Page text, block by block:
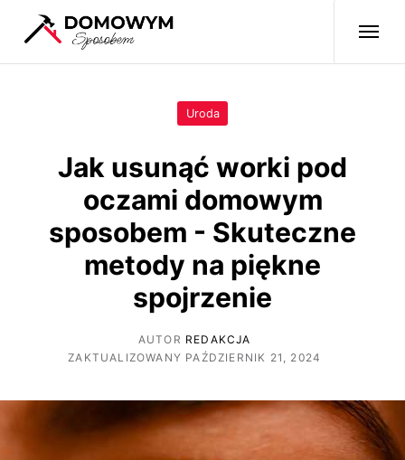
Uroda
Jak usunąć worki pod
oczami domowym
sposobem - Skuteczne
metody na piękne
spojrzenie
AUTOR REDAKCJA
ZAKTUALIZOWANY PAŹDZIERNIK 21, 2024